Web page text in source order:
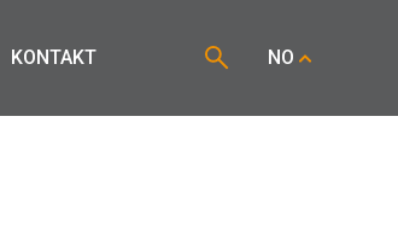
KONTAKT NO